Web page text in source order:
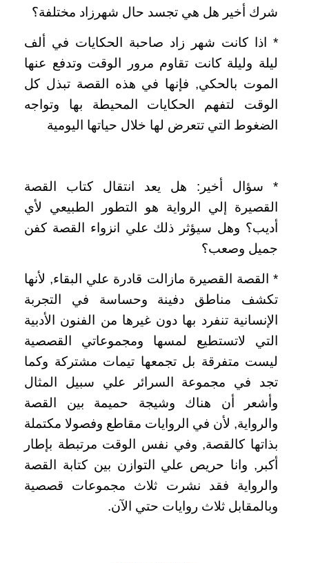
شرك أخير هل هي تجسد حال شهرزاد مختلفة؟
‏*‏ اذا كانت شهر زاد صاحبة الحكايات في ألف
ليلة وليلة كانت تقاوم مرور الوقت وتدفع عنها
الموت بالحكي‏,‏ فإنها في هذه القصة تبذل كل
الوقت لتفهم الحكايات المحيطة بها وتواجه
الضغوط التي تتعرض لها خلال حياتها اليومية
*‏ سؤال أخير‏:‏ هل يعد انتقال كتاب القصة
القصيرة إلي الرواية هو التطور الطبيعي لأي
أديب؟ وهل سيؤثر ذلك علي انزواء القصة كفن
جميل وصعب؟
‏*‏ القصة القصيرة مازالت قادرة علي البقاء‏,‏ لأنها
تكشف مناطق دفينة وحساسة في التجربة
الإنسانية تنفرد بها دون غيرها من الفنون الأدبية
التي لاتستطيع لمسها ومجموعاتي القصصية
ليست متفرقة بل تجمعها تيمات مشتركة وكما
تجد في مجموعة السرائر علي سبيل المثال
وأشعر أن هناك وشيجة حميمة بين القصة
والرواية‏,‏ لأن في الروايات مقاطع وفصولا مكتملة
بذاتها كالقصة‏,‏ وفي نفس الوقت مرتبطة بإطار
أكبر‏,‏ وانا حريص علي التوازن بين كتابة القصة
والرواية فقد نشرت ثلاث مجموعات قصصية
وبالمقابل ثلاث روايات حتي الآن‏.‏